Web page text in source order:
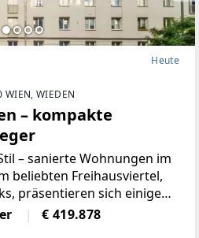
Heute
WIEN, WIEDEN
– kompakte
– sanierte Wohnungen im
beliebten Freihausviertel,
präsentieren sich einige
in einem gepflegten
– modern, hell
€ 419.878